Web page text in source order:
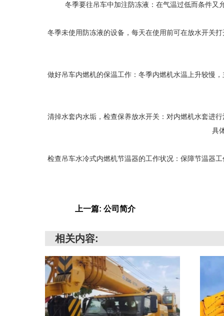
冬季要往吊车中加注防冻液：在气温过低而条件又
冬季未使用防冻液的设备，每天在使用前可在放水开关
做好吊车内燃机的保温工作：冬季内燃机水温上升较慢
清掉水套内水垢，检查保养放水开关：对内燃机水套进
具
检查吊车水冷式内燃机节温器的工作状况：保障节温器
上一篇: 公司简介
相关内容: